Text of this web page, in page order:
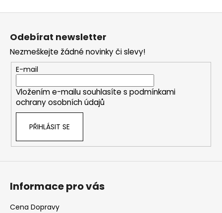
Z
Odebírat newsletter
Nezmeškejte žádné novinky či slevy!
E-mail
Vložením e-mailu souhlasíte s podmínkami
ochrany osobních údajů
PŘIHLÁSIT SE
Informace pro vás
Cena Dopravy